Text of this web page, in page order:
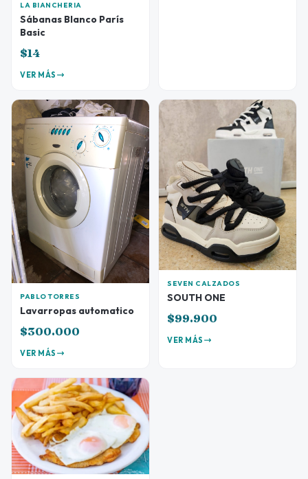
LA BIANCHERIA
Sábanas Blanco París
Basic
$14
VER MÁS
PABLO TORRES
Lavarropas automatico
$300.000
VER MÁS
SEVEN CALZADOS
SOUTH ONE
$99.900
VER MÁS